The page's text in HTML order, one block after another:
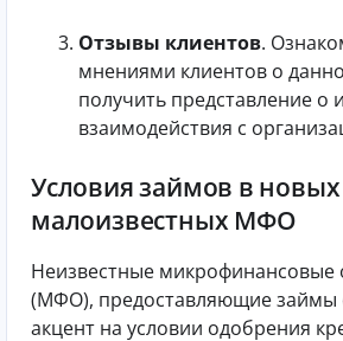
Отзывы клиентов.
мнениями клиентов о
получить представление о
взаимодействия с
Условия займов в новых
малоизвестных МФО
Неизвестные микрофинансовые
(МФО), предоставляющие займы
акцент на условии одобрения